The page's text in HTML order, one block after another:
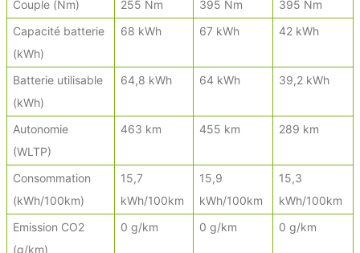
Couple (Nm) 255 Nm 395 Nm
395 Nm
Capacité batterie
(kWh)
68 kWh 67 kWh 42 kWh
Batterie utilisable
(kWh)
64,8 kWh 64 kWh 39,2 kWh
Autonomie
(WLTP)
463 km 455 km 289 km
Consommation
(kWh/100km)
15,7
kWh/100km
15,9
kWh/100km
15,3
kWh/100km
Emission CO2
(g/km)
0 g/km 0 g/km 0 g/km